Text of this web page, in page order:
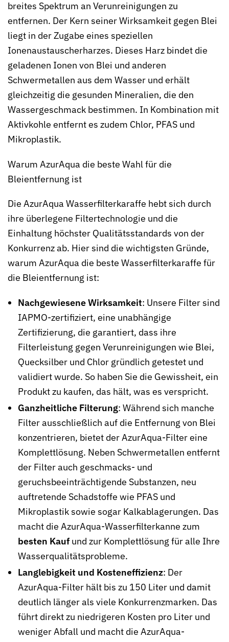
breites Spektrum an Verunreinigungen zu
entfernen. Der Kern seiner Wirksamkeit gegen Blei
liegt in der Zugabe eines speziellen
Ionenaustauscherharzes. Dieses Harz bindet die
geladenen Ionen von Blei und anderen
Schwermetallen aus dem Wasser und erhält
gleichzeitig die gesunden Mineralien, die den
Wassergeschmack bestimmen. In Kombination mit
Aktivkohle entfernt es zudem Chlor, PFAS und
Mikroplastik.
Warum AzurAqua die beste Wahl für die
Bleientfernung ist
Die AzurAqua Wasserfilterkaraffe hebt sich durch
ihre überlegene Filtertechnologie und die
Einhaltung höchster Qualitätsstandards von der
Konkurrenz ab. Hier sind die wichtigsten Gründe,
warum AzurAqua die beste Wasserfilterkaraffe für
die Bleientfernung ist:
Nachgewiesene Wirksamkeit: Unsere Filter sind
IAPMO-zertifiziert, eine unabhängige
Zertifizierung, die garantiert, dass ihre
Filterleistung gegen Verunreinigungen wie Blei,
Quecksilber und Chlor gründlich getestet und
validiert wurde. So haben Sie die Gewissheit, ein
Produkt zu kaufen, das hält, was es verspricht.
Ganzheitliche Filterung: Während sich manche
Filter ausschließlich auf die Entfernung von Blei
konzentrieren, bietet der AzurAqua-Filter eine
Komplettlösung. Neben Schwermetallen entfernt
der Filter auch geschmacks- und
geruchsbeeinträchtigende Substanzen, neu
auftretende Schadstoffe wie PFAS und
Mikroplastik sowie sogar Kalkablagerungen. Das
macht die AzurAqua-Wasserfilterkanne zum
besten Kauf und zur Komplettlösung für alle Ihre
Wasserqualitätsprobleme.
Langlebigkeit und Kosteneffizienz: Der
AzurAqua-Filter hält bis zu 150 Liter und damit
deutlich länger als viele Konkurrenzmarken. Das
führt direkt zu niedrigeren Kosten pro Liter und
weniger Abfall und macht die AzurAqua-